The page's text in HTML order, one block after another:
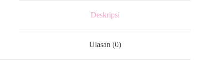
Deskripsi
Ulasan (0)